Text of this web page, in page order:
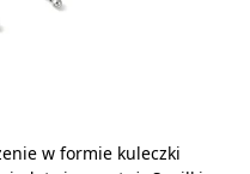
w formie kuleczki